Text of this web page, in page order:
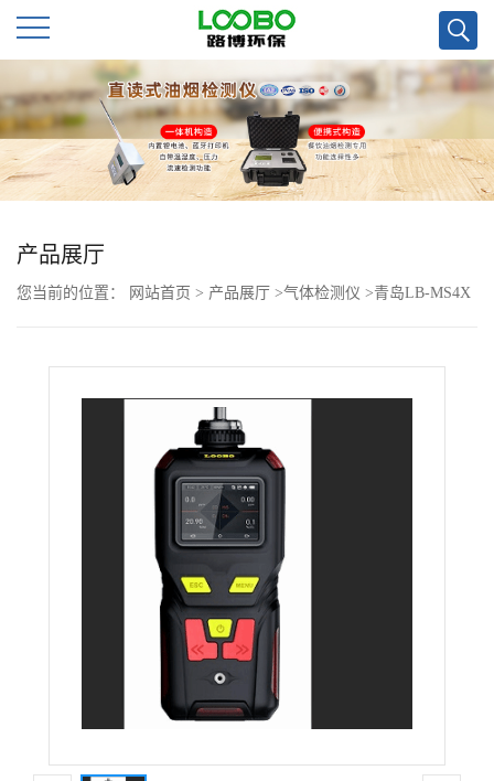
公
司
首
页
公
产品展厅
您当前的位置： 网站首页 > 产品展厅 >气体检测仪 >青岛LB-MS4X